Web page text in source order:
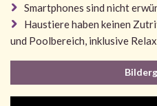
Smartphones sind nicht
Haustiere haben keinen
und Poolbereich, inklusive